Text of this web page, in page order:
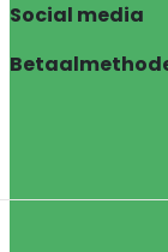
Social media